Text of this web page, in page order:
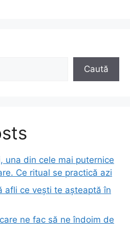
Caută
una din cele mai puternice
Ce ritual se practică azi
afli ce vești te așteaptă în
ne fac să ne îndoim de